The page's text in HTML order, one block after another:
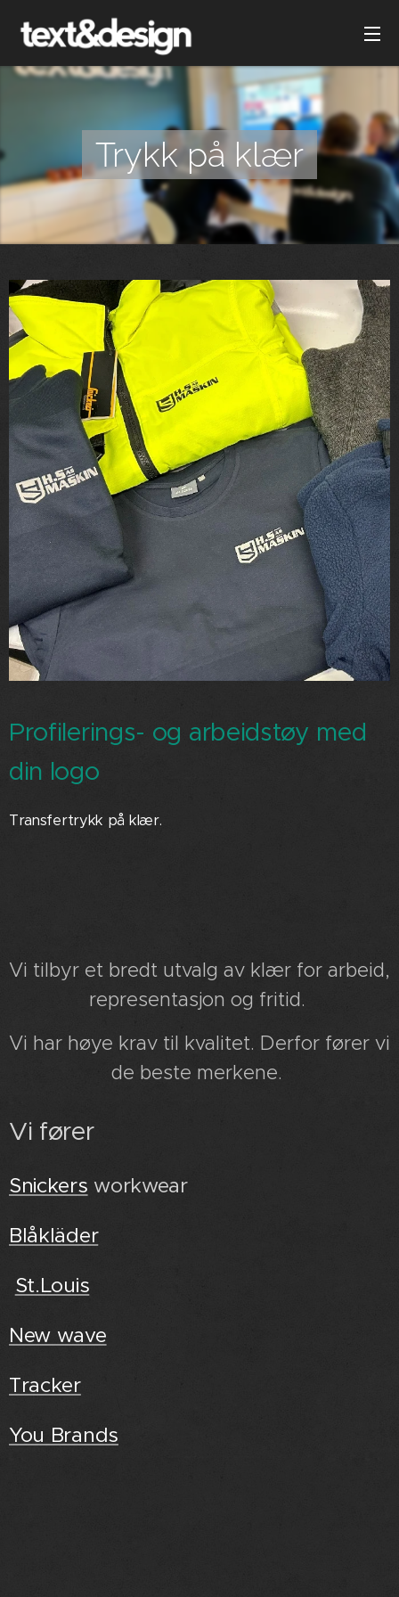
Trykk på klær
Profilerings- og arbeidstøy med
din logo
Transfertrykk på klær.
Vi tilbyr et bredt utvalg av klær for arbeid,
representasjon og fritid.
Vi har høye krav til kvalitet. Derfor fører vi
de beste merkene.
Vi fører
Snickers workwear
Blåkläder
St.Louis
New wave
Tracker
You Brands